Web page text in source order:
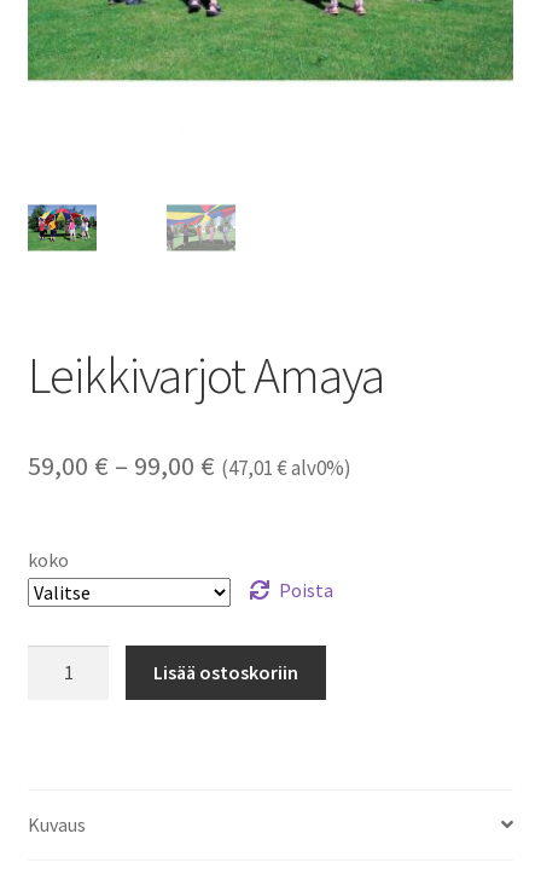
Leikkivarjot Amaya
59,00 € – 99,00 €Hintaluokka:
99,00 €
(47,01€alv0%)
koko
Poista
Lisää ostoskoriin
Kuvaus